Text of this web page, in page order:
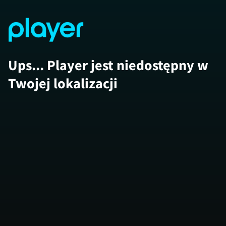
Ups... Player jest niedostępny w
Twojej lokalizacji